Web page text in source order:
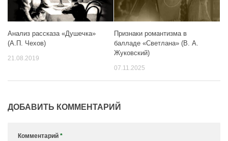
Анализ рассказа «Душечка»
(А.П. Чехов)
21.08.2019
Признаки романтизма в
балладе «Светлана» (В. А.
Жуковский)
07.11.2025
ДОБАВИТЬ КОММЕНТАРИЙ
Комментарий *